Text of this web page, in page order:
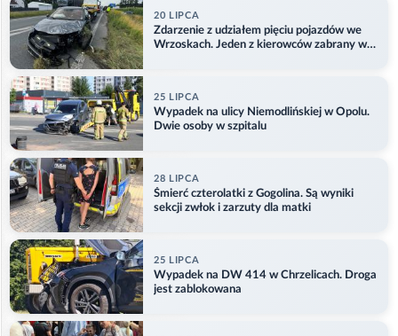
20 LIPCA
Zdarzenie z udziałem pięciu pojazdów we
Wrzoskach. Jeden z kierowców zabrany w
25 LIPCA
Wypadek na ulicy Niemodlińskiej w Opolu.
Dwie osoby w szpitalu
28 LIPCA
Śmierć czterolatki z Gogolina. Są wyniki
sekcji zwłok i zarzuty dla matki
25 LIPCA
Wypadek na DW 414 w Chrzelicach. Droga
jest zablokowana